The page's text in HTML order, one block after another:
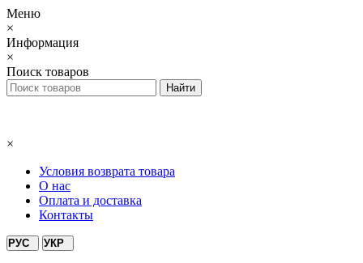
Меню
×
Информация
×
Поиск товаров
×
Условия возврата товара
О нас
Оплата и доставка
Контакты
РУС УКР